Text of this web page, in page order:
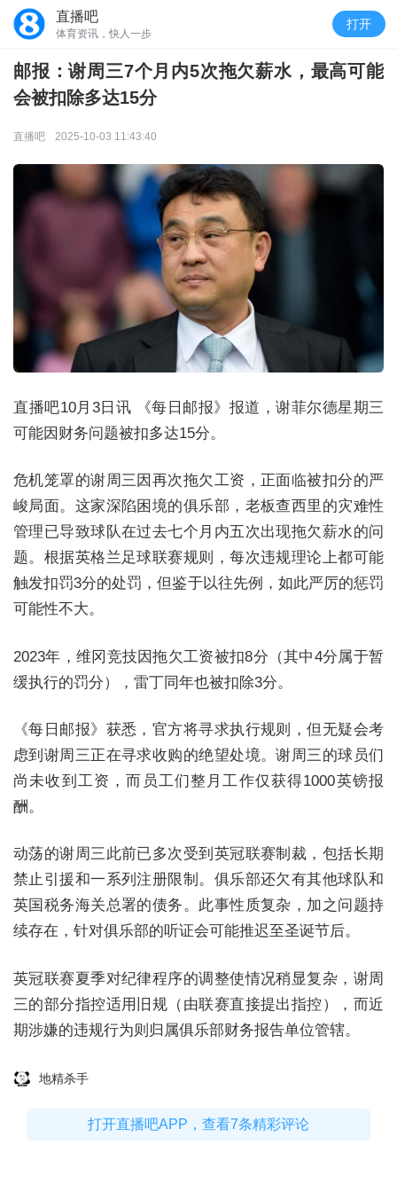
直播吧
体育资讯，快人一步
打开
邮报：谢周三7个月内5次拖欠薪水，最高可能
会被扣除多达15分
直播吧 2025-10-03 11:43:40
直播吧10月3日讯 《每日邮报》报道，谢菲尔德星期三
可能因财务问题被扣多达15分。
危机笼罩的谢周三因再次拖欠工资，正面临被扣分的严
峻局面。这家深陷困境的俱乐部，老板查西里的灾难性
管理已导致球队在过去七个月内五次出现拖欠薪水的问
题。根据英格兰足球联赛规则，每次违规理论上都可能
触发扣罚3分的处罚，但鉴于以往先例，如此严厉的惩罚
可能性不大。
2023年，维冈竞技因拖欠工资被扣8分（其中4分属于暂
缓执行的罚分），雷丁同年也被扣除3分。
《每日邮报》获悉，官方将寻求执行规则，但无疑会考
虑到谢周三正在寻求收购的绝望处境。谢周三的球员们
尚未收到工资，而员工们整月工作仅获得1000英镑报
酬。
动荡的谢周三此前已多次受到英冠联赛制裁，包括长期
禁止引援和一系列注册限制。俱乐部还欠有其他球队和
英国税务海关总署的债务。此事性质复杂，加之问题持
续存在，针对俱乐部的听证会可能推迟至圣诞节后。
英冠联赛夏季对纪律程序的调整使情况稍显复杂，谢周
三的部分指控适用旧规（由联赛直接提出指控），而近
期涉嫌的违规行为则归属俱乐部财务报告单位管辖。
地精杀手
打开直播吧APP，查看7条精彩评论